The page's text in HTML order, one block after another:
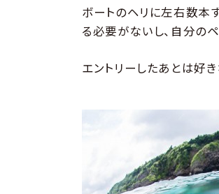
ボートのヘリに左右数本
る必要がないし、自分の
エントリーしたあとは好き